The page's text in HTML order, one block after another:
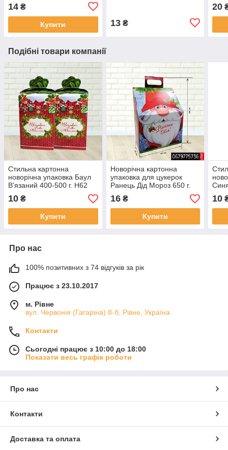
14 ₴
Купити 13₴
20
Подібні товари компанії
Стильна картонна
новорічна упаковка Баул
В'язаний 400-500 г. Н62
10 ₴
Купити
Новорічна картонна
упаковка для цукерок
Ранець Дід Мороз 650 г.
Н48
16₴
Купити
10
Про нас
100% позитивних з 74 відгуків за рік
Працює з 23.10.2017
м. Рівне
вул. Червонія (Гагаріна) 8-б, Рівне, Україна
Контакти
Сьогодні працює з 10:00 до 18:00
Показати весь графік роботи
Про нас
Контакти
Доставка та оплата